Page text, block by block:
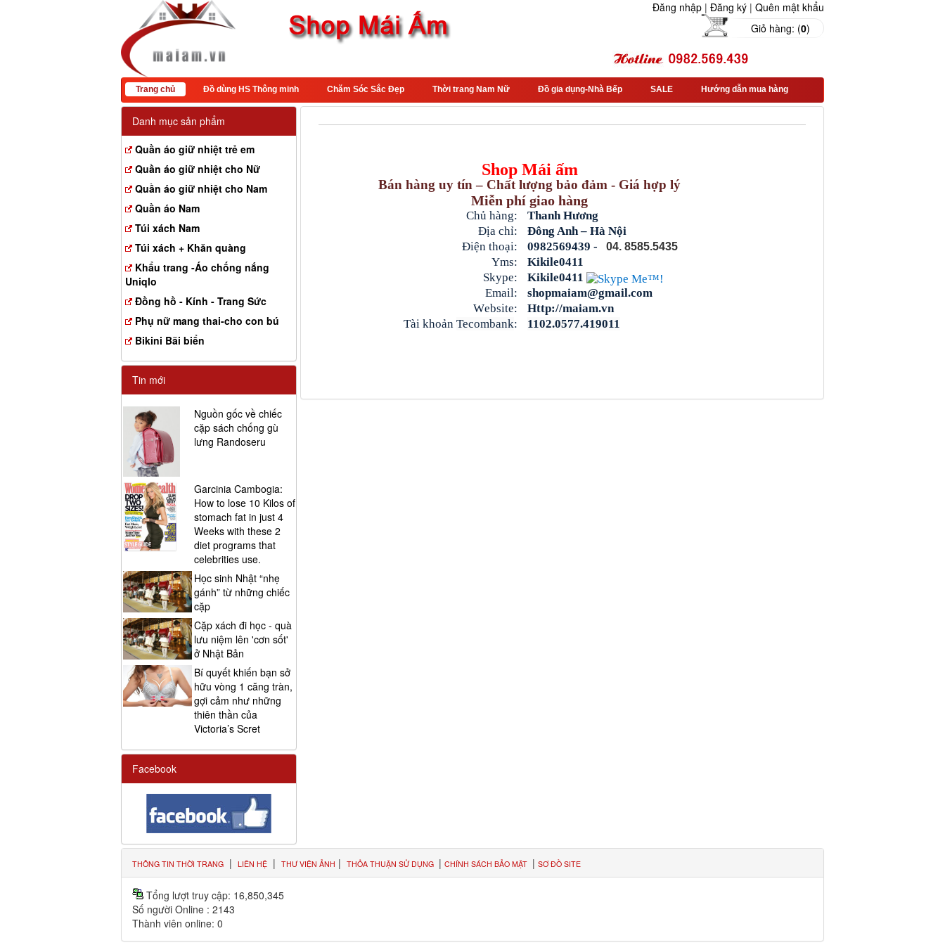
Đăng nhập | Đăng ký | Quên mật khẩu
Giỏ hàng: (0)
Trang chủ Đồ dùng HS Thông minh Chăm Sóc Sắc Đẹp Thời trang Nam Nữ Đồ gia dụng-Nhà Bếp SALE Hướng dẫn mua hàng
Danh mục sản phẩm
Quần áo giữ nhiệt trẻ em
Quần áo giữ nhiệt cho Nữ
Quần áo giữ nhiệt cho Nam
Quần áo Nam
Túi xách Nam
Túi xách + Khăn quàng
Khẩu trang -Áo chống nắng
Uniqlo
Đồng hồ - Kính - Trang Sức
Phụ nữ mang thai-cho con bú
Bikini Bãi biển
Tin mới
Nguồn gốc về chiếc
cặp sách chống gù
lưng Randoseru
Garcinia Cambogia:
How to lose 10 Kilos of
stomach fat in just 4
Weeks with these 2
diet programs that
celebrities use.
Học sinh Nhật “nhẹ
gánh” từ những chiếc
cặp
Cặp xách đi học - quà
lưu niệm lên 'cơn sốt'
ở Nhật Bản
Bí quyết khiến bạn sở
hữu vòng 1 căng tràn,
gợi cảm như những
thiên thần của
Victoria’s Scret
Facebook
Shop Mái ấm
Bán hàng uy tín – Chất lượng bảo đảm - Giá hợp lý
Miễn phí giao hàng
Chủ hàng: Thanh Hương
Địa chỉ:
Đông Anh – Hà Nội
Điện thoại:
0982569439 - 04. 8585.5435
Yms:
Kikile0411
Skype:
Kikile0411
Email:
shopmaiam@gmail.com
Website:
Http://maiam.vn
Tài khoản Tecombank: 1102.0577.419011
THÔNG TIN THỜI TRANG | LIÊN HỆ | THƯ VIỆN ẢNH | THỎA THUẬN SỬ DỤNG | CHÍNH SÁCH BẢO MẬT | SƠ ĐỒ SITE
Tổng lượt truy cập: 16,850,345
Số người Online : 2143
Thành viên online: 0